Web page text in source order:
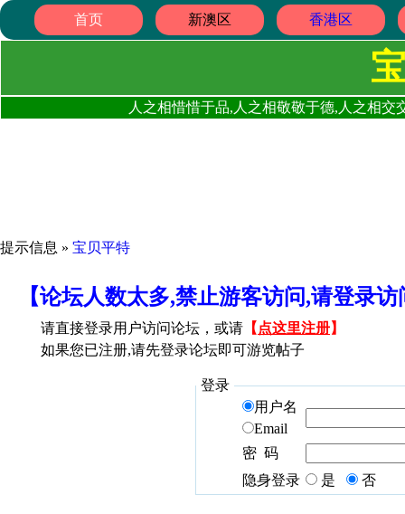
首页 新澳区 香港区
人之相惜惜于品,人之相敬敬于德,人之相
提示信息 » 宝贝平特
【论坛人数太多,禁止游客访问,请登录
请直接登录用户访问论坛，或请 【 点这里注册】
如果您已注册,请先登录论坛即可游览帖子
登录
用户名
Email
密 码
隐身登录
是 否